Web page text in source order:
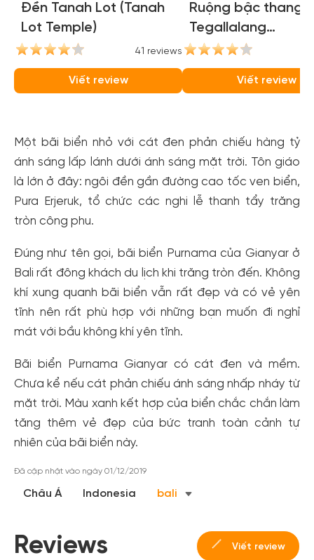
Đền Tanah Lot (Tanah
Lot Temple)
41 reviews
Viết review
Ruộng bậc thang
Tegallalang
(Tegallalang Rice
Terraces)
Viết review
Một bãi biển nhỏ với cát đen phản chiếu hàng tỷ
ánh sáng lấp lánh dưới ánh sáng mặt trời. Tôn giáo
là lớn ở đây: ngôi đền gần đường cao tốc ven biển,
Pura Erjeruk, tổ chức các nghi lễ thanh tẩy trăng
tròn công phu.
Đúng như tên gọi, bãi biển Purnama của Gianyar ở
Bali rất đông khách du lịch khi trăng tròn đến. Không
khí xung quanh bãi biển vẫn rất đẹp và có vẻ yên
tĩnh nên rất phù hợp với những bạn muốn đi nghỉ
mát với bầu không khí yên tĩnh.
Bãi biển Purnama Gianyar có cát đen và mềm.
Chưa kể nếu cát phản chiếu ánh sáng nhấp nháy từ
mặt trời. Màu xanh kết hợp của biển chắc chắn làm
tăng thêm vẻ đẹp của bức tranh toàn cảnh tự
nhiên của bãi biển này.
Đã cập nhật vào ngày 01/12/2019
Châu Á Indonesia bali
Reviews Viết review
Tạo tài khoản nhanh - nhận nhiều ưu
dành cho thành viên đến từ các đối tác của Gody.vn dành
Hoặc đăng nhập bằng
Đăng nhập Facebook
Đăng nhập Google